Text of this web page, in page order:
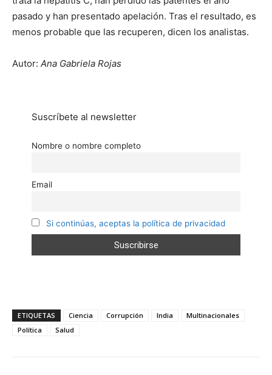
pasado y han presentado apelación. Tras el resultado, es
menos probable que las recuperen, dicen los analistas.
Autor: Ana Gabriela Rojas
Suscríbete al newsletter
Nombre o nombre completo
Email
Si continúas, aceptas la política de privacidad
ETIQUETAS Ciencia Corrupción India
Multinacionales
Política
Salud